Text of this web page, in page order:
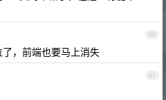
90
，前端也要马上消失
91